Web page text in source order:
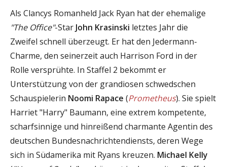
Als Clancys Romanheld Jack Ryan hat der ehemalige
"The Office"-Star John Krasinski letztes Jahr die
Zweifel schnell überzeugt. Er hat den Jedermann-
Charme, den seinerzeit auch Harrison Ford in der
Rolle versprühte. In Staffel 2 bekommt er
Unterstützung von der grandiosen schwedschen
Schauspielerin Noomi Rapace (Prometheus). Sie spielt
Harriet "Harry" Baumann, eine extrem kompetente,
scharfsinnige und hinreißend charmante Agentin des
deutschen Bundesnachrichtendiensts, deren Wege
sich in Südamerika mit Ryans kreuzen. Michael Kelly